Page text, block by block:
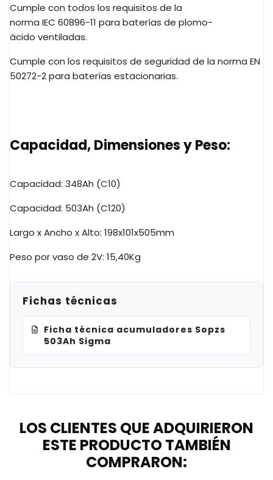
Cumple con todos los requisitos de la
norma IEC 60896-11 para baterías de plomo-
ácido ventiladas.
Cumple con los requisitos de seguridad de la norma EN
50272-2 para baterías estacionarias.
Capacidad, Dimensiones y Peso:
Capacidad: 348Ah (C10)
Capacidad: 503Ah (C120)
Largo x Ancho x Alto: 198x101x505mm
Peso por vaso de 2V: 15,40Kg
Fichas técnicas
Ficha técnica acumuladores Sopzs
503Ah Sigma
LOS CLIENTES QUE ADQUIRIERON
ESTE PRODUCTO TAMBIÉN
COMPRARON: